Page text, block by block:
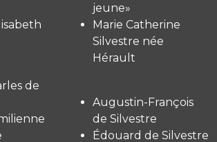
jeune»
Marie Catherine
Silvestre née
Hérault
de
Augustin-François
de Silvestre
Édouard de Silvestre